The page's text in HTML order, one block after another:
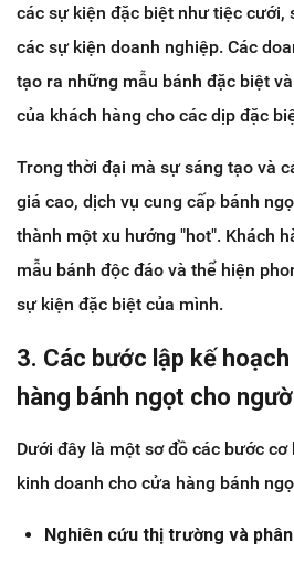
các sự kiện đặc biệt như tiệc cưới,
các sự kiện doanh nghiệp. Các
tạo ra những mẫu bánh đặc biệt
của khách hàng cho các dịp đặc
Trong thời đại mà sự sáng tạo và
giá cao, dịch vụ cung cấp bánh
thành một xu hướng "hot". Khách
mẫu bánh độc đáo và thể hiện
sự kiện đặc biệt của mình.
3. Các bước lập kế
hàng bánh ngọt cho
Dưới đây là một sơ đồ các bước cơ
kinh doanh cho cửa hàng bánh
Nghiên cứu thị trường và